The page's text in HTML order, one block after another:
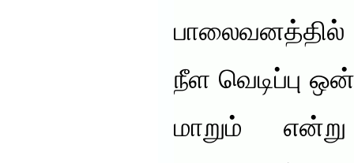
நீள வெடிப்பு
மாறும்